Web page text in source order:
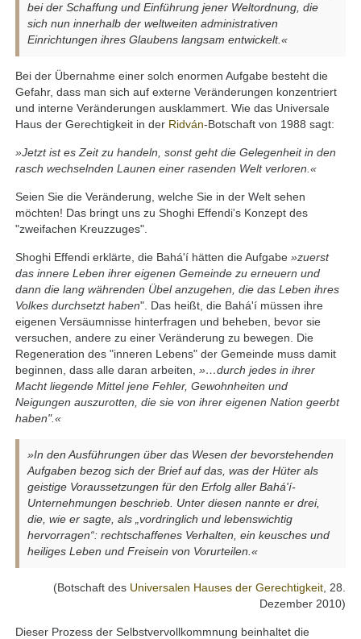
bei der Schaffung und Einführung jener Weltordnung, die
sich nun innerhalb der weltweiten administrativen
Einrichtungen ihres Glaubens langsam entwickelt.«
Bei der Übernahme einer solch enormen Aufgabe besteht die
Gefahr, dass man sich auf externe Veränderungen konzentriert
und interne Veränderungen ausklammert. Wie das Universale
Haus der Gerechtigkeit in der Ridván-Botschaft von 1988 sagt:
»Jetzt ist es Zeit zu handeln, sonst geht die Gelegenheit in den
rasch wechselnden Launen einer rasenden Welt verloren.«
Seien Sie die Veränderung, welche Sie in der Welt sehen
möchten! Das bringt uns zu Shoghi Effendi's Konzept des
"zweifachen Kreuzzuges".
Shoghi Effendi erklärte, die Bahá'í hätten die Aufgabe»zuerst
das innere Leben ihrer eigenen Gemeinde zu erneuern und
dann die lang währenden Übel anzugehen, die das Leben ihres
Volkes durchsetzt haben". Das heißt, die Bahá'í müssen ihre
eigenen Versäumnisse hinterfragen und beheben, bevor sie
versuchen, andere zu einer Veränderung zu bewegen. Die
Regeneration des "inneren Lebens" der Gemeinde muss damit
beginnen, dass alle daran arbeiten,»…durch jedes in ihrer
Macht liegende Mittel jene Fehler, Gewohnheiten und
Neigungen auszurotten, die sie von ihrer eigenen Nation geerbt
haben".«
»In den Ausführungen über das Wesen der bevorstehenden
Aufgaben bezog sich der Brief auf das, was der Hüter als
geistige Voraussetzungen für den Erfolg aller Bahá'í-
Unternehmungen beschrieb. Unter diesen nannte er drei,
die, wie er sagte, als „vordringlich und lebenswichtig
hervorragen“: rechtschaffenes Verhalten, ein keusches und
heiliges Leben und Freisein von Vorurteilen.«
(Botschaft des Universalen Hauses der Gerechtigkeit, 28.
Dezember 2010)
Dieser Prozess der Selbstvervollkommnung beinhaltet die